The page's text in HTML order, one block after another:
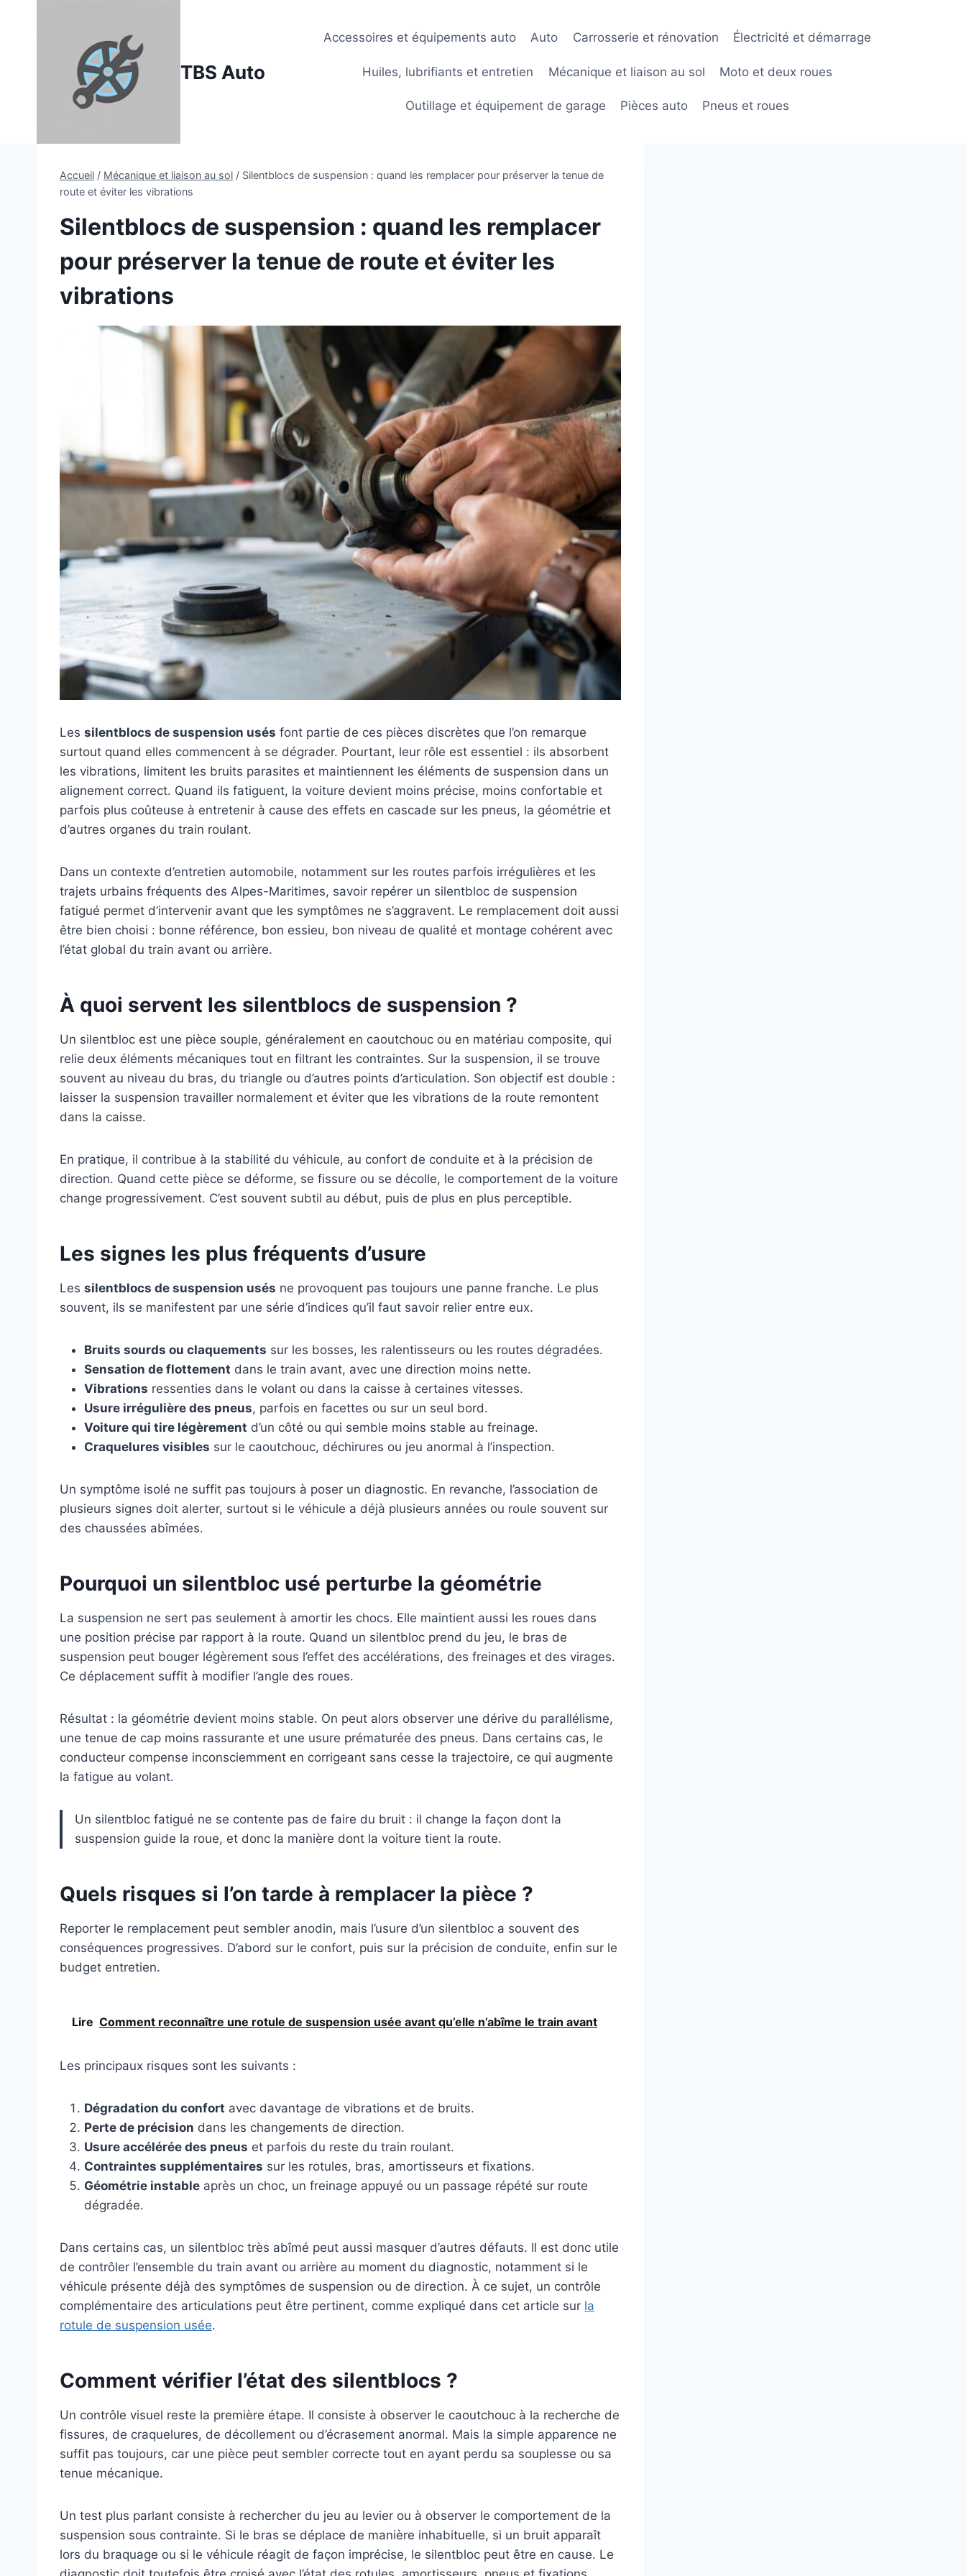
TBS Auto
Accessoires et équipements auto Auto Carrosserie et rénovation Électricité et démarrage
Huiles, lubrifiants et entretien Mécanique et liaison au sol Moto et deux roues
Outillage et équipement de garage Pièces auto Pneus et roues
Accueil / Mécanique et liaison au sol / Silentblocs de suspension : quand les remplacer pour préserver la tenue de
route et éviter les vibrations
Silentblocs de suspension : quand les remplacer
pour préserver la tenue de route et éviter les
vibrations
Les silentblocs de suspension usés font partie de ces pièces discrètes que l’on remarque
surtout quand elles commencent à se dégrader. Pourtant, leur rôle est essentiel : ils absorbent
les vibrations, limitent les bruits parasites et maintiennent les éléments de suspension dans un
alignement correct. Quand ils fatiguent, la voiture devient moins précise, moins confortable et
parfois plus coûteuse à entretenir à cause des effets en cascade sur les pneus, la géométrie et
d’autres organes du train roulant.
Dans un contexte d’entretien automobile, notamment sur les routes parfois irrégulières et les
trajets urbains fréquents des Alpes-Maritimes, savoir repérer un silentbloc de suspension
fatigué permet d’intervenir avant que les symptômes ne s’aggravent. Le remplacement doit aussi
être bien choisi : bonne référence, bon essieu, bon niveau de qualité et montage cohérent avec
l’état global du train avant ou arrière.
À quoi servent les silentblocs de suspension ?
Un silentbloc est une pièce souple, généralement en caoutchouc ou en matériau composite, qui
relie deux éléments mécaniques tout en filtrant les contraintes. Sur la suspension, il se trouve
souvent au niveau du bras, du triangle ou d’autres points d’articulation. Son objectif est double :
laisser la suspension travailler normalement et éviter que les vibrations de la route remontent
dans la caisse.
En pratique, il contribue à la stabilité du véhicule, au confort de conduite et à la précision de
direction. Quand cette pièce se déforme, se fissure ou se décolle, le comportement de la voiture
change progressivement. C’est souvent subtil au début, puis de plus en plus perceptible.
Les signes les plus fréquents d’usure
Les silentblocs de suspension usés ne provoquent pas toujours une panne franche. Le plus
souvent, ils se manifestent par une série d’indices qu’il faut savoir relier entre eux.
Bruits sourds ou claquements sur les bosses, les ralentisseurs ou les routes dégradées.
Sensation de flottement dans le train avant, avec une direction moins nette.
Vibrations ressenties dans le volant ou dans la caisse à certaines vitesses.
Usure irrégulière des pneus, parfois en facettes ou sur un seul bord.
Voiture qui tire légèrement d’un côté ou qui semble moins stable au freinage.
Craquelures visibles sur le caoutchouc, déchirures ou jeu anormal à l’inspection.
Un symptôme isolé ne suffit pas toujours à poser un diagnostic. En revanche, l’association de
plusieurs signes doit alerter, surtout si le véhicule a déjà plusieurs années ou roule souvent sur
des chaussées abîmées.
Pourquoi un silentbloc usé perturbe la géométrie
La suspension ne sert pas seulement à amortir les chocs. Elle maintient aussi les roues dans
une position précise par rapport à la route. Quand un silentbloc prend du jeu, le bras de
suspension peut bouger légèrement sous l’effet des accélérations, des freinages et des virages.
Ce déplacement suffit à modifier l’angle des roues.
Résultat : la géométrie devient moins stable. On peut alors observer une dérive du parallélisme,
une tenue de cap moins rassurante et une usure prématurée des pneus. Dans certains cas, le
conducteur compense inconsciemment en corrigeant sans cesse la trajectoire, ce qui augmente
la fatigue au volant.
Un silentbloc fatigué ne se contente pas de faire du bruit : il change la façon dont la
suspension guide la roue, et donc la manière dont la voiture tient la route.
Quels risques si l’on tarde à remplacer la pièce ?
Reporter le remplacement peut sembler anodin, mais l’usure d’un silentbloc a souvent des
conséquences progressives. D’abord sur le confort, puis sur la précision de conduite, enfin sur le
budget entretien.
Lire Comment reconnaître une rotule de suspension usée avant qu’elle n’abîme le train avant
Les principaux risques sont les suivants :
Dégradation du confort avec davantage de vibrations et de bruits.
Perte de précision dans les changements de direction.
Usure accélérée des pneus et parfois du reste du train roulant.
Contraintes supplémentaires sur les rotules, bras, amortisseurs et fixations.
Géométrie instable après un choc, un freinage appuyé ou un passage répété sur route
dégradée.
Dans certains cas, un silentbloc très abîmé peut aussi masquer d’autres défauts. Il est donc utile
de contrôler l’ensemble du train avant ou arrière au moment du diagnostic, notamment si le
véhicule présente déjà des symptômes de suspension ou de direction. À ce sujet, un contrôle
complémentaire des articulations peut être pertinent, comme expliqué dans cet article sur la
rotule de suspension usée.
Comment vérifier l’état des silentblocs ?
Un contrôle visuel reste la première étape. Il consiste à observer le caoutchouc à la recherche de
fissures, de craquelures, de décollement ou d’écrasement anormal. Mais la simple apparence ne
suffit pas toujours, car une pièce peut sembler correcte tout en ayant perdu sa souplesse ou sa
tenue mécanique.
Un test plus parlant consiste à rechercher du jeu au levier ou à observer le comportement de la
suspension sous contrainte. Si le bras se déplace de manière inhabituelle, si un bruit apparaît
lors du braquage ou si le véhicule réagit de façon imprécise, le silentbloc peut être en cause. Le